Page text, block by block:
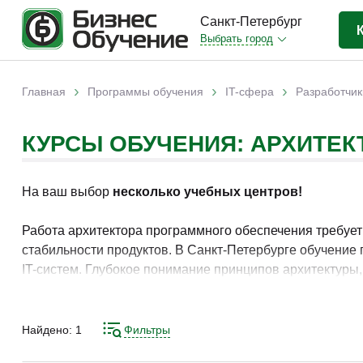
Санкт-Петербург
Выбрать город
Отраслевые (250)
Промышленное обучение (11)
Компьютерная грамотность
Дизайн (4)
Личностный рост
Главная › Программы обучения › IT-сфера ›
КУРСЫ ОБУЧЕНИЯ:
На ваш выбор несколько учебных центров!
Работа архитектора программного обеспечения
стабильности продуктов. В Санкт-Петербурге
IT-систем. Глубокое понимание принципов
Освоение инструментов архитектурного
Найдено: 1 Фильтры